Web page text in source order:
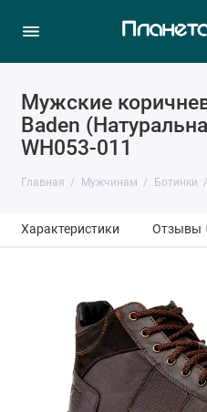
Мужские
Baden
WH053-011
Главная Мужчинам Ботинки
Характеристики Отзывы